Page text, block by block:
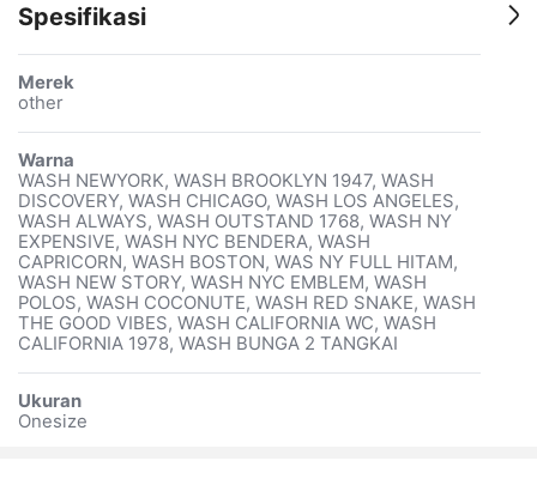
Spesifikasi
Merek
other
Warna
WASH NEWYORK, WASH BROOKLYN 1947, WASH
DISCOVERY, WASH CHICAGO, WASH LOS ANGELES,
WASH ALWAYS, WASH OUTSTAND 1768, WASH NY
EXPENSIVE, WASH NYC BENDERA, WASH
CAPRICORN, WASH BOSTON, WAS NY FULL HITAM,
WASH NEW STORY, WASH NYC EMBLEM, WASH
POLOS, WASH COCONUTE, WASH RED SNAKE, WASH
THE GOOD VIBES, WASH CALIFORNIA WC, WASH
CALIFORNIA 1978, WASH BUNGA 2 TANGKAI
Ukuran
Onesize